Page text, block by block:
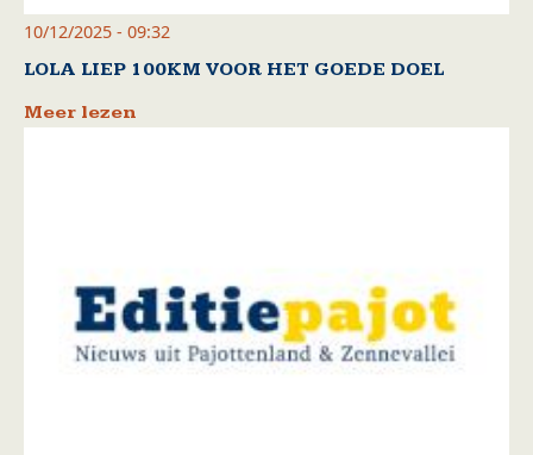
10/12/2025 - 09:32
LOLA LIEP 100KM VOOR HET GOEDE DOEL
Meer lezen